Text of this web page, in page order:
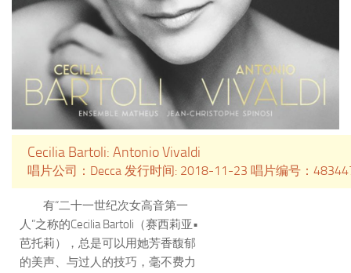
直至2022年，长达八年的指挥合
同。这个录音是二战时期的作品，
比较深沉。
Cecilia Bartoli: Antonio Vivaldi
唱片公司：Decca 发行时间: 2018-11-23 唱片编号：
有“二十一世纪次女高音第一
人”之称的Cecilia Bartoli（赛西莉亚•
芭托莉），总是可以用她芳香馥郁
的美声、与过人的技巧，毫不费力